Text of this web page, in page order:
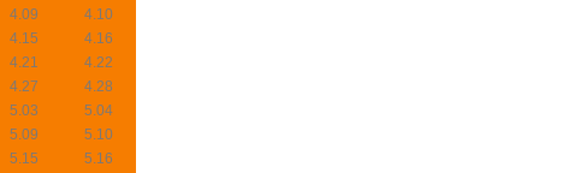
4.09
4.10
4.15
4.16
4.21
4.22
4.27
4.28
5.03
5.04
5.09
5.10
5.15
5.16